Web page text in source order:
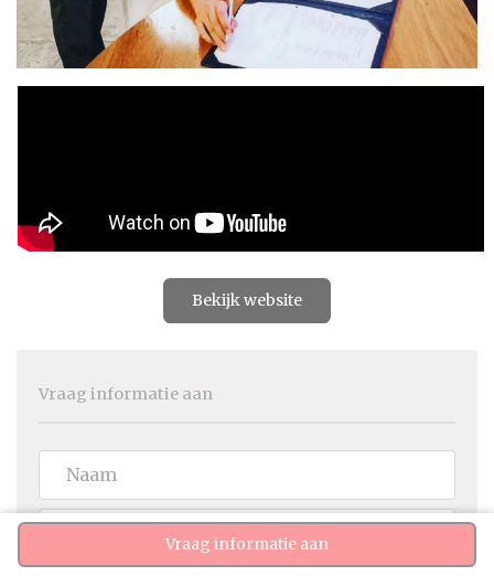
Vraag informatie aan
Bekijk website
Vraag informatie aan